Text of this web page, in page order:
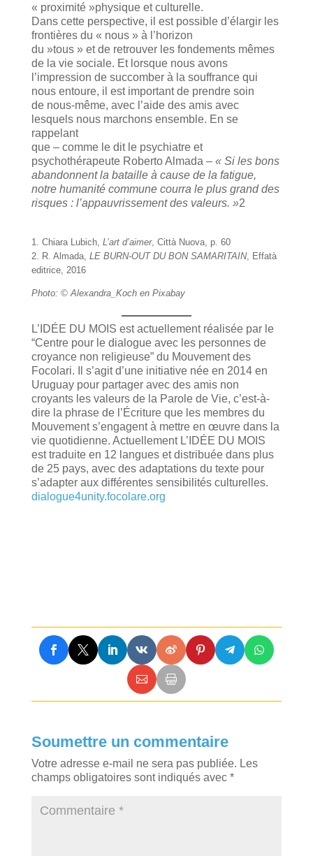
« proximité »physique et culturelle.
Dans cette perspective, il est possible d’élargir les
frontières du « nous » à l’horizon
du »tous » et de retrouver les fondements mêmes
de la vie sociale. Et lorsque nous avons
l’impression de succomber à la souffrance qui
nous entoure, il est important de prendre soin
de nous-même, avec l’aide des amis avec
lesquels nous marchons ensemble. En se
rappelant
que – comme le dit le psychiatre et
psychothérapeute Roberto Almada – « Si les bons
abandonnent la bataille à cause de la fatigue,
notre humanité commune courra le plus grand des
risques : l’appauvrissement des valeurs. »2
1. Chiara Lubich, L’art d’aimer, Città Nuova, p. 60
2. R. Almada, LE BURN-OUT DU BON SAMARITAIN, Effatà
editrice, 2016
Photo: © Alexandra_Koch en Pixabay
L’IDÉE DU MOIS est actuellement réalisée par le
“Centre pour le dialogue avec les personnes de
croyance non religieuse” du Mouvement des
Focolari. Il s’agit d’une initiative née en 2014 en
Uruguay pour partager avec des amis non
croyants les valeurs de la Parole de Vie, c’est-à-
dire la phrase de l’Écriture que les membres du
Mouvement s’engagent à mettre en œuvre dans la
vie quotidienne. Actuellement L’IDÉE DU MOIS
est traduite en 12 langues et distribuée dans plus
de 25 pays, avec des adaptations du texte pour
s’adapter aux différentes sensibilités culturelles.
dialogue4unity.focolare.org
Soumettre un commentaire
Votre adresse e-mail ne sera pas publiée. Les
champs obligatoires sont indiqués avec *